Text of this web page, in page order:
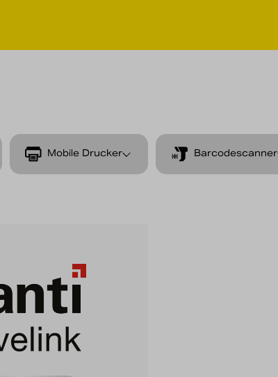
Mobile Drucker Barcodescanner